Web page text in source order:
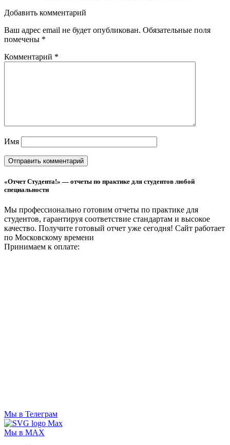
Добавить комментарий
Ваш адрес email не будет опубликован. Обязательные поля
помечены *
Комментарий *
Имя
«Отчет Студента!» — отчеты по практике для студентов любой
специальности
Мы профессионально готовим отчеты по практике для
студентов, гарантируя соответствие стандартам и высокое
качество. Получите готовый отчет уже сегодня! Сайт работает
по Московскому времени
Принимаем к оплате:
Мы в Телеграм
Мы в MAX